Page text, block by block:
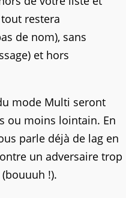
restera
de nom), sans
et hors
mode Multi seront
ou moins lointain. En
parle déjà de lag en
un adversaire trop
!).